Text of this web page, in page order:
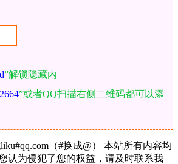
”解锁隐藏内
”或者QQ扫描右侧二维码都可以添
（#换成@） 本站所有内容均
认为侵犯了您的权益，请及时联系我